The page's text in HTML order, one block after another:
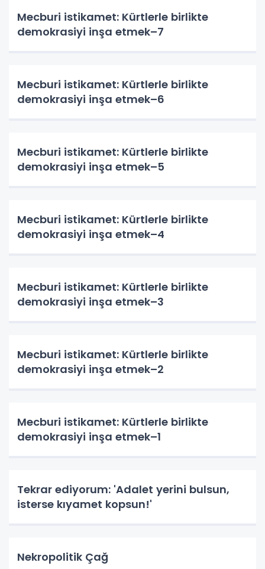
Mecburi istikamet: Kürtlerle birlikte
demokrasiyi inşa etmek–7
Mecburi istikamet: Kürtlerle birlikte
demokrasiyi inşa etmek–6
Mecburi istikamet: Kürtlerle birlikte
demokrasiyi inşa etmek–5
Mecburi istikamet: Kürtlerle birlikte
demokrasiyi inşa etmek–4
Mecburi istikamet: Kürtlerle birlikte
demokrasiyi inşa etmek–3
Mecburi istikamet: Kürtlerle birlikte
demokrasiyi inşa etmek–2
Mecburi istikamet: Kürtlerle birlikte
demokrasiyi inşa etmek–1
Tekrar ediyorum: 'Adalet yerini bulsun,
isterse kıyamet kopsun!'
Nekropolitik Çağ